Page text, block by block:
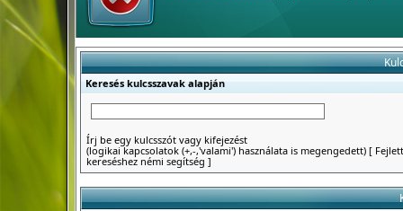
Keresés kulcsszavak alapján
Írj be egy kulcsszót vagy kifejezést
(logikai kapcsolatok (+,-,'valami') használata is megengedett)[
kereséshez némi segítség ]